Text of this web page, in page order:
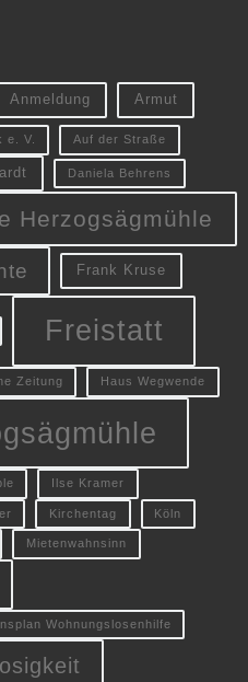
Anmeldung Armut
e. V. Auf der Straße
Daniela Behrens
Herzogsägmühle
Frank Kruse
Freistatt
Zeitung Haus Wegwende
Ilse Kramer
Kirchentag Köln
Mietenwahnsinn
Wohnungslosenhilfe